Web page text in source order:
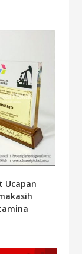
Ucapan